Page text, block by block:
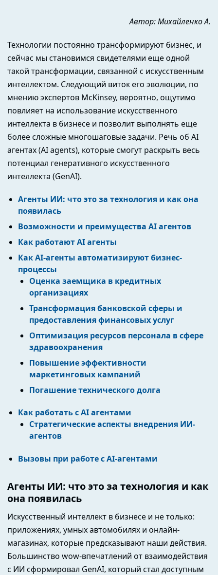
Автор: Михайленко А.
Технологии постоянно трансформируют бизнес, и
сейчас мы становимся свидетелями еще одной
такой трансформации, связанной с искусственным
интеллектом. Следующий виток его эволюции, по
мнению экспертов McKinsey, вероятно, ощутимо
повлияет на использование искусственного
интеллекта в бизнесе и позволит выполнять еще
более сложные многошаговые задачи. Речь об AI
агентах (AI agents), которые смогут раскрыть весь
потенциал генеративного искусственного
интеллекта (GenAI).
Агенты ИИ: что это за технология и как она
появилась
Возможности и преимущества AI агентов
Как работают AI агенты
Как AI-агенты автоматизируют бизнес-
процессы
Оценка заемщика в кредитных
организациях
Трансформация банковской сферы и
предоставления финансовых услуг
Оптимизация ресурсов персонала в сфере
здравоохранения
Повышение эффективности
маркетинговых кампаний
Погашение технического долга
Как работать с AI агентами
Стратегические аспекты внедрения ИИ-
агентов
Вызовы при работе с AI-агентами
Агенты ИИ: что это за технология и как
она появилась
Искусственный интеллект в бизнесе и не только:
приложениях, умных автомобилях и онлайн-
магазинах, которые предсказывают наши действия.
Большинство wow-впечатлений от взаимодействия
с ИИ сформировал GenAI, который стал доступным